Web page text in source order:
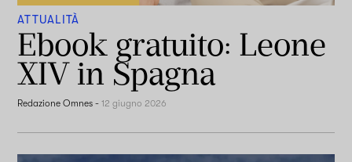
ATTUALITÀ
Ebook gratuito: Leone
XIV in Spagna
Redazione Omnes -12 giugno 2026